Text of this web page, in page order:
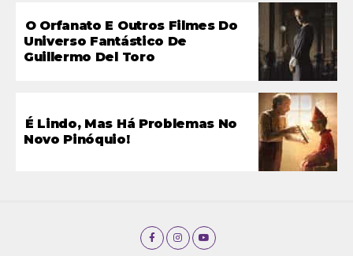
O Orfanato E Outros Filmes Do
Universo Fantástico De
Guillermo Del Toro
É Lindo, Mas Há Problemas No
Novo Pinóquio!